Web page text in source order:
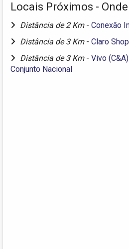
Locais Próximos -
Distância de 2 Km - Conexão
Distância de 3 Km - Claro
Distância de 3 Km - Vivo
Conjunto Nacional